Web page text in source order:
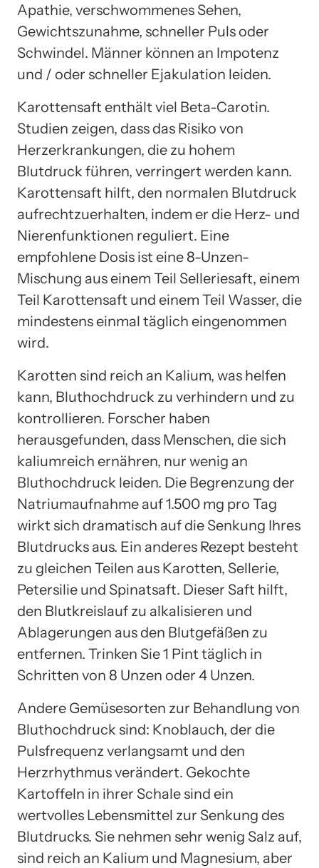
Apathie, verschwommenes Sehen,
Gewichtszunahme, schneller Puls oder
Schwindel. Männer können an Impotenz
und / oder schneller Ejakulation leiden.
Karottensaft enthält viel Beta-Carotin.
Studien zeigen, dass das Risiko von
Herzerkrankungen, die zu hohem
Blutdruck führen, verringert werden kann.
Karottensaft hilft, den normalen Blutdruck
aufrechtzuerhalten, indem er die Herz- und
Nierenfunktionen reguliert. Eine
empfohlene Dosis ist eine 8-Unzen-
Mischung aus einem Teil Selleriesaft, einem
Teil Karottensaft und einem Teil Wasser, die
mindestens einmal täglich eingenommen
wird.
Karotten sind reich an Kalium, was helfen
kann, Bluthochdruck zu verhindern und zu
kontrollieren. Forscher haben
herausgefunden, dass Menschen, die sich
kaliumreich ernähren, nur wenig an
Bluthochdruck leiden. Die Begrenzung der
Natriumaufnahme auf 1.500 mg pro Tag
wirkt sich dramatisch auf die Senkung Ihres
Blutdrucks aus. Ein anderes Rezept besteht
zu gleichen Teilen aus Karotten, Sellerie,
Petersilie und Spinatsaft. Dieser Saft hilft,
den Blutkreislauf zu alkalisieren und
Ablagerungen aus den Blutgefäßen zu
entfernen. Trinken Sie 1 Pint täglich in
Schritten von 8 Unzen oder 4 Unzen.
Andere Gemüsesorten zur Behandlung von
Bluthochdruck sind: Knoblauch, der die
Pulsfrequenz verlangsamt und den
Herzrhythmus verändert. Gekochte
Kartoffeln in ihrer Schale sind ein
wertvolles Lebensmittel zur Senkung des
Blutdrucks. Sie nehmen sehr wenig Salz auf,
sind reich an Kalium und Magnesium, aber